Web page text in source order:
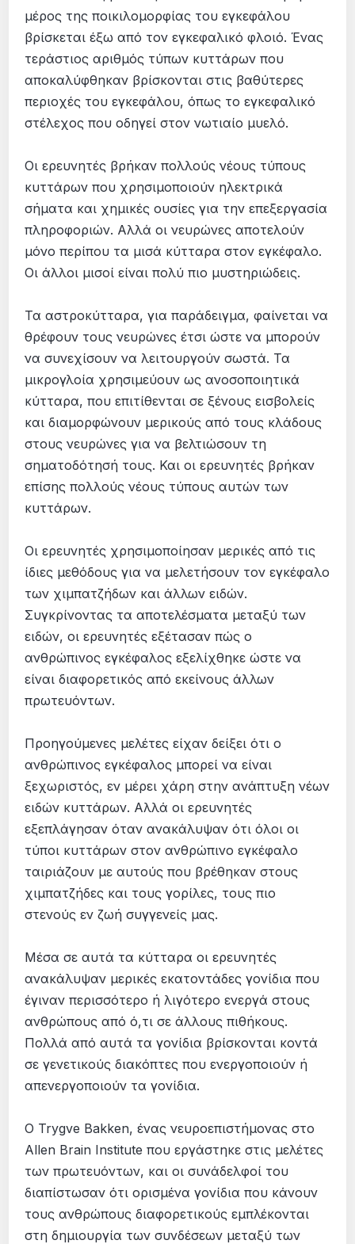
µέρος της ποικιλοµορφίας του εγκεφάλου
βρίσκεται έξω από τον εγκεφαλικό φλοιό. Ένας
τεράστιος αριθµός τύπων κυττάρων που
αποκαλύφθηκαν βρίσκονται στις βαθύτερες
περιοχές του εγκεφάλου, όπως το εγκεφαλικό
στέλεχος που οδηγεί στον νωτιαίο µυελό.
Οι ερευνητές βρήκαν πολλούς νέους τύπους
κυττάρων που χρησιµοποιούν ηλεκτρικά
σήµατα και χηµικές ουσίες για την επεξεργασία
πληροφοριών. Αλλά οι νευρώνες αποτελούν
µόνο περίπου τα µισά κύτταρα στον εγκέφαλο.
Οι άλλοι µισοί είναι πολύ πιο µυστηριώδεις.
Τα αστροκύτταρα, για παράδειγµα, φαίνεται να
θρέφουν τους νευρώνες έτσι ώστε να µπορούν
να συνεχίσουν να λειτουργούν σωστά. Τα
µικρογλοία χρησιµεύουν ως ανοσοποιητικά
κύτταρα, που επιτίθενται σε ξένους εισβολείς
και διαµορφώνουν µερικούς από τους κλάδους
στους νευρώνες για να βελτιώσουν τη
σηµατοδότησή τους. Και οι ερευνητές βρήκαν
επίσης πολλούς νέους τύπους αυτών των
κυττάρων.
Οι ερευνητές χρησιµοποίησαν µερικές από τις
ίδιες µεθόδους για να µελετήσουν τον εγκέφαλο
των χιµπατζήδων και άλλων ειδών.
Συγκρίνοντας τα αποτελέσµατα µεταξύ των
ειδών, οι ερευνητές εξέτασαν πώς ο
ανθρώπινος εγκέφαλος εξελίχθηκε ώστε να
είναι διαφορετικός από εκείνους άλλων
πρωτευόντων.
Προηγούµενες µελέτες είχαν δείξει ότι ο
ανθρώπινος εγκέφαλος µπορεί να είναι
ξεχωριστός, εν µέρει χάρη στην ανάπτυξη νέων
ειδών κυττάρων. Αλλά οι ερευνητές
εξεπλάγησαν όταν ανακάλυψαν ότι όλοι οι
τύποι κυττάρων στον ανθρώπινο εγκέφαλο
ταιριάζουν µε αυτούς που βρέθηκαν στους
χιµπατζήδες και τους γορίλες, τους πιο
στενούς εν ζωή συγγενείς µας.
Μέσα σε αυτά τα κύτταρα οι ερευνητές
ανακάλυψαν µερικές εκατοντάδες γονίδια που
έγιναν περισσότερο ή λιγότερο ενεργά στους
ανθρώπους από ό,τι σε άλλους πιθήκους.
Πολλά από αυτά τα γονίδια βρίσκονται κοντά
σε γενετικούς διακόπτες που ενεργοποιούν ή
απενεργοποιούν τα γονίδια.
Ο Trygve Bakken, ένας νευροεπιστήµονας στο
Allen Brain Institute που εργάστηκε στις µελέτες
των πρωτευόντων, και οι συνάδελφοί του
διαπίστωσαν ότι ορισµένα γονίδια που κάνουν
τους ανθρώπους διαφορετικούς εµπλέκονται
στη δηµιουργία των συνδέσεων µεταξύ των